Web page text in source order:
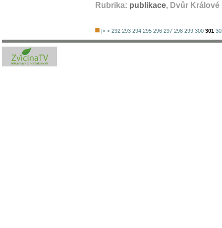
Rubrika: publikace, Dvůr Králové
|< < 292 293 294 295 296 297 298 299 300 301